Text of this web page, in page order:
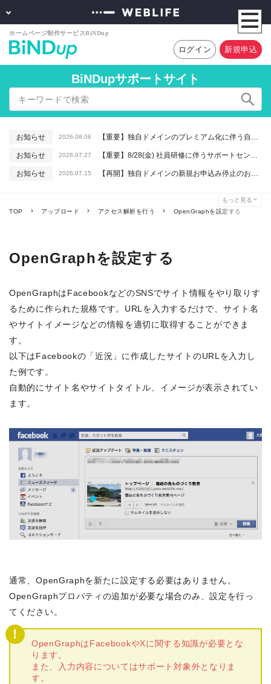
ログイン 新規申込
BiNDupサポートサイト
お知らせ 2026.08.06 【重要】独自ドメインのプレミアム化に伴う自動更新に関するお知らせ
お知らせ 2026.07.27 【重要】8/28(金) 社員研修に伴うサポートセンター休業のお知らせ
お知らせ 2026.07.15 【再開】独自ドメインの新規お申込み停止のお知らせ
もっと見る
TOP アップロード アクセス解析を行う OpenGraphを設定する
OpenGraphを設定する
OpenGraphはFacebookなどのSNSでサイト情報をやり取りす
るために作られた規格です。URLを入力するだけで、サイト名
やサイトイメージなどの情報を適切に取得することができま
す。
以下はFacebookの「近況」に作成したサイトのURLを入力し
た例です。
自動的にサイト名やサイトタイトル、イメージが表示されてい
ます。
通常、OpenGraphを新たに設定する必要はありません。
OpenGraphプロパティの追加が必要な場合のみ、設定を行っ
てください。
OpenGraphはFacebookやXに関する知識が必要とな
ります。
また、入力内容についてはサポート対象外となりま
す。